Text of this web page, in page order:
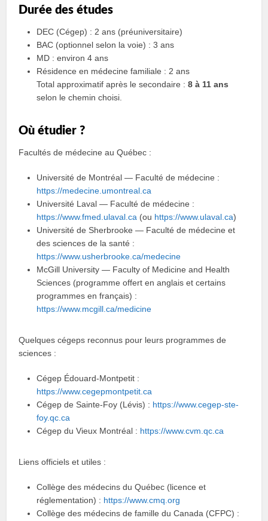
Durée des études
DEC (Cégep) : 2 ans (préuniversitaire)
BAC (optionnel selon la voie) : 3 ans
MD : environ 4 ans
Résidence en médecine familiale : 2 ans
Total approximatif après le secondaire :8 à 11 ans
selon le chemin choisi.
Où étudier ?
Facultés de médecine au Québec :
Université de Montréal — Faculté de médecine :
https://medecine.umontreal.ca
Université Laval — Faculté de médecine :
https://www.fmed.ulaval.ca (ou https://www.ulaval.ca)
Université de Sherbrooke — Faculté de médecine et
des sciences de la santé :
https://www.usherbrooke.ca/medecine
McGill University — Faculty of Medicine and Health
Sciences (programme offert en anglais et certains
programmes en français) :
https://www.mcgill.ca/medicine
Quelques cégeps reconnus pour leurs programmes de
sciences :
Cégep Édouard-Montpetit :
https://www.cegepmontpetit.ca
Cégep de Sainte-Foy (Lévis) : https://www.cegep-ste-
foy.qc.ca
Cégep du Vieux Montréal : https://www.cvm.qc.ca
Liens officiels et utiles :
Collège des médecins du Québec (licence et
réglementation) : https://www.cmq.org
Collège des médecins de famille du Canada (CFPC) :